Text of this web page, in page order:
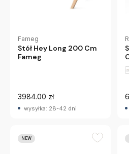
Fameg
Stół Hey Long 200 Cm
Fameg
3984.00 zł
wysyłka: 28-42 dni
NEW